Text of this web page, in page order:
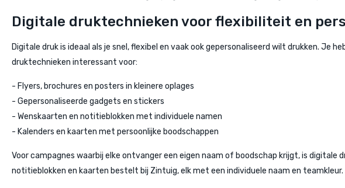
Digitale druktechnieken voor flexibiliteit en
Digitale druk is ideaal als je snel, flexibel en vaak ook gepersonaliseerd wilt drukken.
druktechnieken interessant voor:
- Flyers, brochures en posters in kleinere oplages
- Gepersonaliseerde gadgets en stickers
- Wenskaarten en notitieblokken met individuele namen
- Kalenders en kaarten met persoonlijke boodschappen
Voor campagnes waarbij elke ontvanger een eigen naam of boodschap krijgt, is digitale
notitieblokken en kaarten bestelt bij Zintuig, elk met een individuele naam en teamkleur.